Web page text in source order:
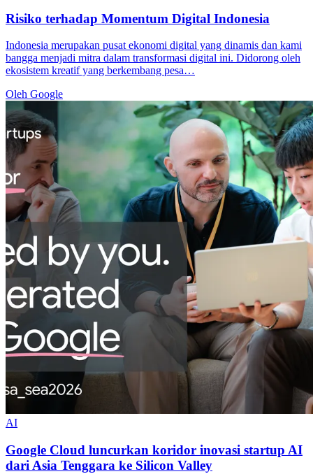
Risiko terhadap Momentum Digital Indonesia
Indonesia merupakan pusat ekonomi digital yang dinamis dan kami
bangga menjadi mitra dalam transformasi digital ini. Didorong oleh
ekosistem kreatif yang berkembang pesa…
Oleh Google
AI
Google Cloud luncurkan koridor inovasi startup AI
dari Asia Tenggara ke Silicon Valley